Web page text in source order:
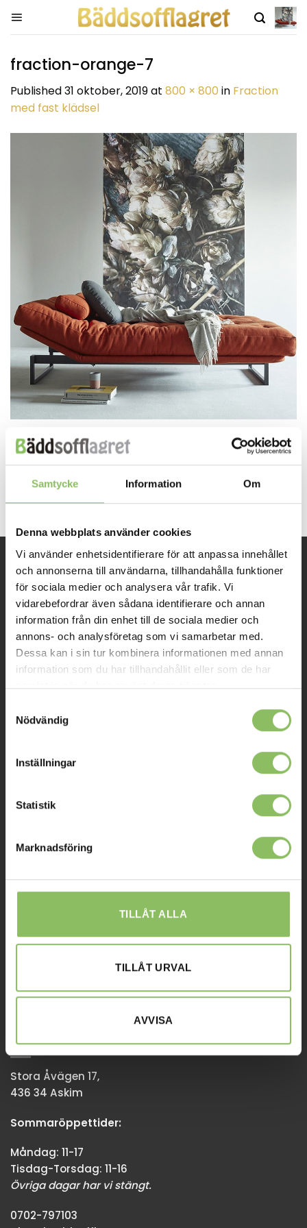
Samtycke Information Om
Denna webbplats använder cookies
Vi använder enhetsidentifierare för att anpassa innehållet
och annonserna till användarna, tillhandahålla funktioner
för sociala medier och analysera vår trafik. Vi
vidarebefordrar även sådana identifierare och annan
information från din enhet till de sociala medier och
annons- och analysföretag som vi samarbetar med.
Dessa kan i sin tur kombinera informationen med annan
information som du har tillhandahållit eller som de har
samlat in när du har använt deras tjänster.
Nödvändig
Inställningar
Statistik
Marknadsföring
TILLÅT ALLA
TILLÅT URVAL
AVVISA
fraction-orange-7
Published31 oktober, 2019at 800 × 800 in Fraction
med fast klädsel
Both comments and trackbacks are currently closed.
←Previous
Next→
INFORMATION
Om oss
Kontakt
Mitt konto
Leverans
Reklamation
Sommaröppettider:
Övriga dagar har vi stängt.
info@baddsofflagret.se
GÖTEBORG
Stora Åvägen 17,
436 34 Askim
Sommaröppettider:
Måndag: 11-17
Tisdag-Torsdag: 11-16
Övriga dagar har vi stängt.
0702-797103